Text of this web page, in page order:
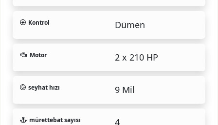
Kontrol Dümen
Motor 2 x 210 HP
seyhat hızı 9 Mil
mürettebat sayısı 4